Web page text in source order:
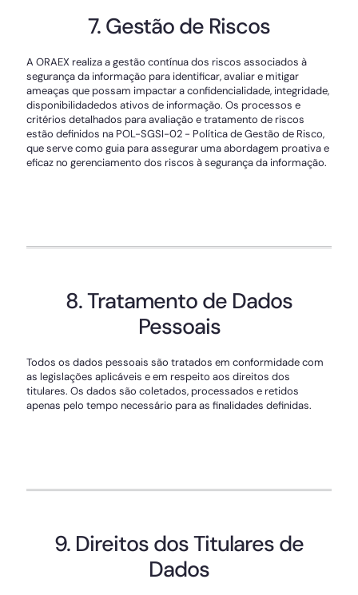
7. Gestão de Riscos
A ORAEX realiza a gestão contínua dos riscos associados à
segurança da informação para identificar, avaliar e mitigar
ameaças que possam impactar a confidencialidade, integridade,
disponibilidadedos ativos de informação. Os processos e
critérios detalhados para avaliação e tratamento de riscos
estão definidos na POL-SGSI-02 - Política de Gestão de Risco,
que serve como guia para assegurar uma abordagem proativa e
eficaz no gerenciamento dos riscos à segurança da informação.
8. Tratamento de Dados
Pessoais
Todos os dados pessoais são tratados em conformidade com
as legislações aplicáveis e em respeito aos direitos dos
titulares. Os dados são coletados, processados e retidos
apenas pelo tempo necessário para as finalidades definidas.
9. Direitos dos Titulares de
Dados